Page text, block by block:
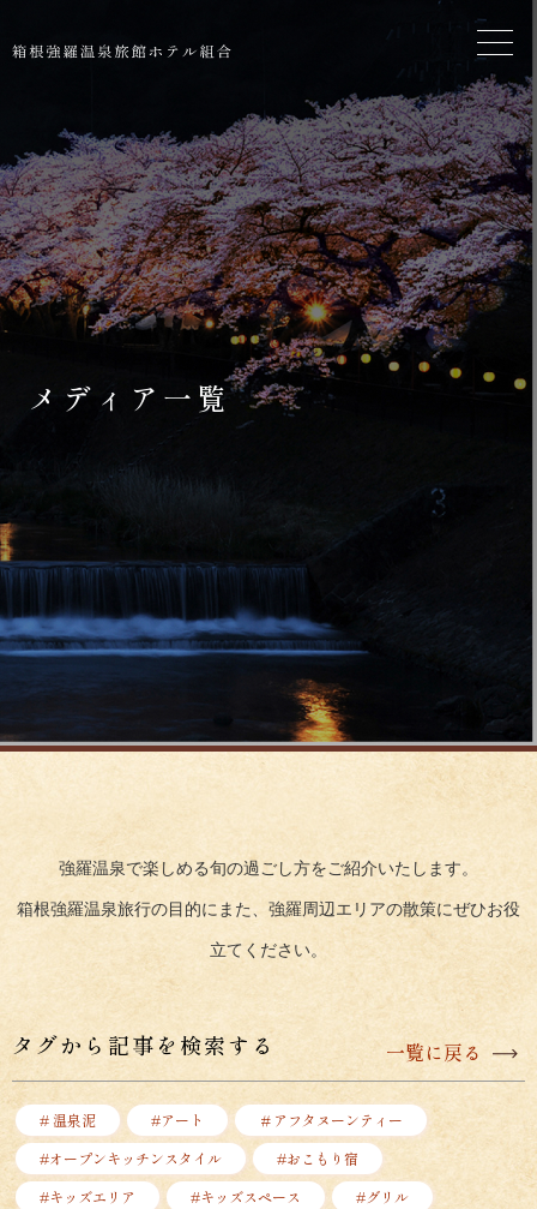
メディア一覧
強羅温泉で楽しめる旬の過ごし方をご紹介いたします。
箱根強羅温泉旅行の目的にまた、強羅周辺エリアの散策にぜひお役
立てください。
タグから記事を検索する 一覧に戻る
# 温泉泥 #アート
＃アフタヌーンティー
#オープンキッチンスタイル
#おこもり宿
#キッズエリア
#キッズスペース
#グリル